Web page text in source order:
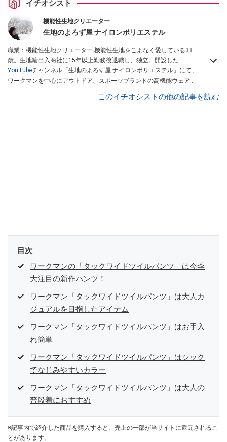
イチオシスト
機能性生地クリエーター
生地のよろず屋 ナイロンポリエステル
職業：機能性生地クリエーター 機能性生地をこよなく愛している38
歳。生地輸出入商社に15年以上勤務後退職し、独立。開設した
YouTubeチャンネル「生地のよろず屋 ナイロンポリエステル」にて、
ワークマンを中心にアウトドア、スポーツブランドの高機能ウェアを
このイチオシストの他の記事を読む
目次
ワークマンの「タックワイドツイルパンツ」は今季
大注目の新作パンツ！
ワークマン「タックワイドツイルパンツ」は大人カ
ジュアルを目指したアイテム
ワークマン「タックワイドツイルパンツ」はお手入
れ簡単
ワークマン「タックワイドツイルパンツ」はシック
でなじみやすいカラー
ワークマン「タックワイドツイルパンツ」は大人の
普段着におすすめ
※記事内で紹介した商品を購入すると、売上の一部が当サイトに還元されるこ
とがあります。